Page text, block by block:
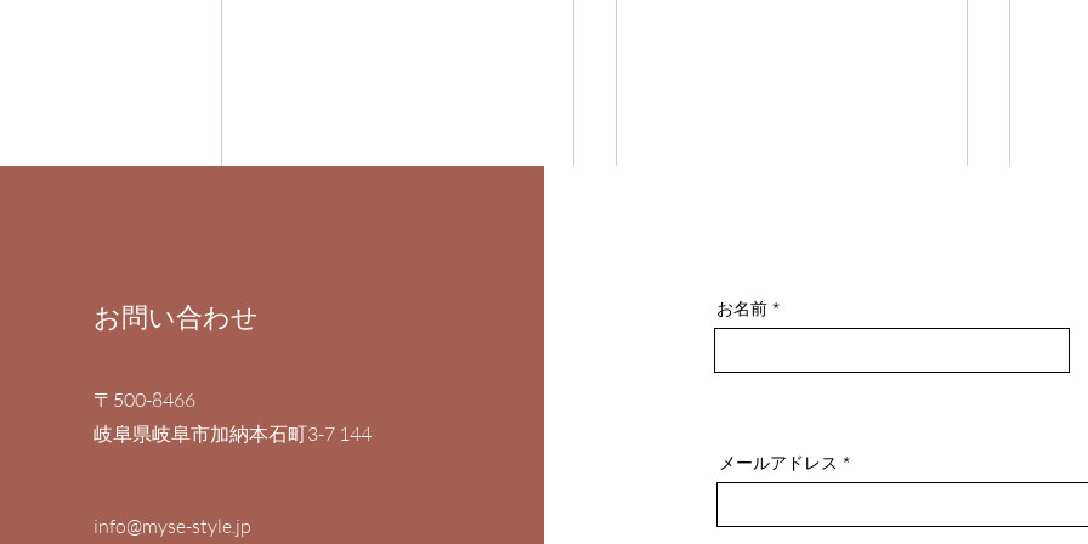
新年のご挨拶
催しました
​お問い合わせ
〒500-8466
岐阜県岐阜市加納本石町3-7 144
info@myse-style.jp
お名前
メールアドレス